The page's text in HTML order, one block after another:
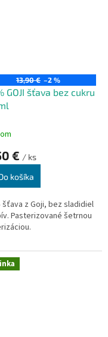
13,90 € –2 %
GOJI šťava bez cukru
€ / ks
košíka
šťava z Goji, bez sladidiel
Pasterizované šetrnou